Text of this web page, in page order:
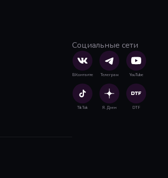
Социальные сети
ВКонтакте Телеграм YouTube
TikTok Я. Дзен DTF